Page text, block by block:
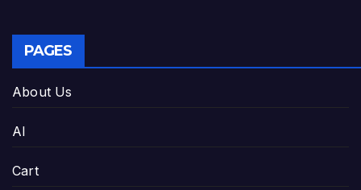
PAGES
About Us
AI
Cart